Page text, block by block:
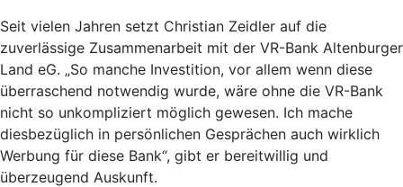
Seit vielen Jahren setzt Christian Zeidler auf die
zuverlässige Zusammenarbeit mit der VR-Bank Altenburger
Land eG. „So manche Investition, vor allem wenn diese
überraschend notwendig wurde, wäre ohne die VR-Bank
nicht so unkompliziert möglich gewesen. Ich mache
diesbezüglich in persönlichen Gesprächen auch wirklich
Werbung für diese Bank“, gibt er bereitwillig und
überzeugend Auskunft.